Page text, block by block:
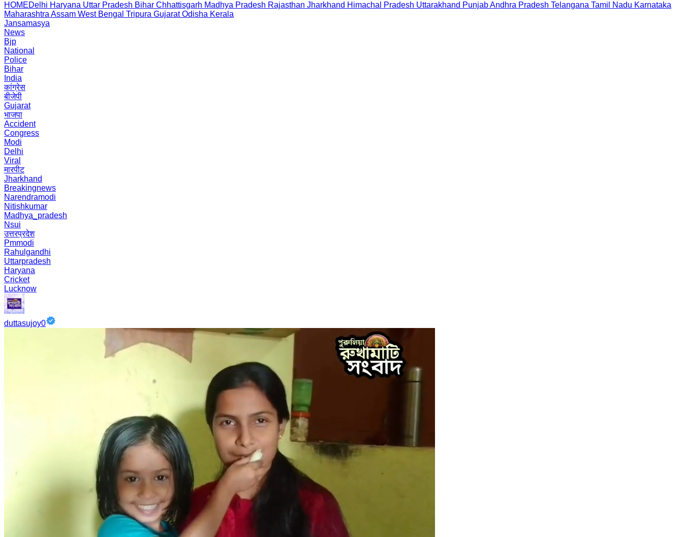
HOMEDelhi Haryana Uttar Pradesh Bihar Chhattisgarh Madhya Pradesh Rajasthan Jharkhand Himachal Pradesh Uttarakhand PunjabAndhra Pradesh Telangana Tamil Nadu Karnataka
Maharashtra Assam West Bengal Tripura Gujarat Odisha Kerala
Jansamasya
News
Bjp
National
Police
Bihar
India
कांग्रेस
बीजेपी
Gujarat
भाजपा
Accident
Congress
Modi
Delhi
Viral
मारपीट
Jharkhand
Breakingnews
Narendramodi
Nitishkumar
Madhya_pradesh
Nsui
उत्तरप्रदेश
Pmmodi
Rahulgandhi
Uttarpradesh
Haryana
Cricket
Lucknow
duttasujoy0